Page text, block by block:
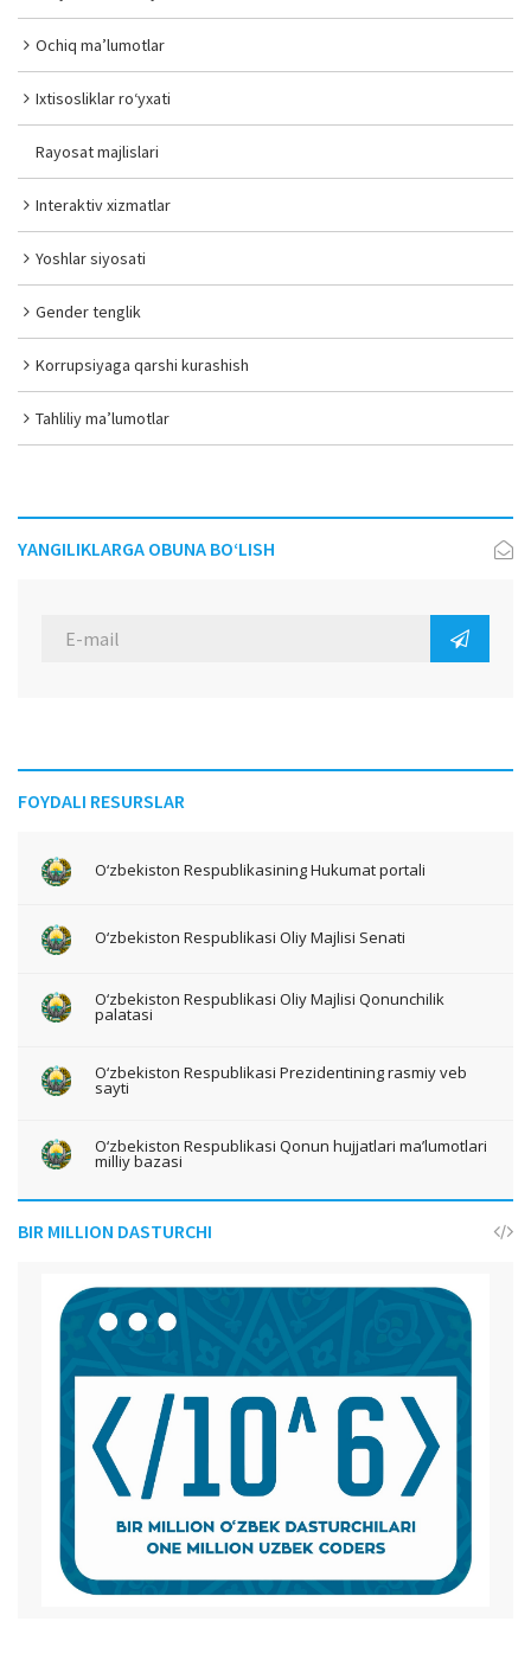
Ochiq ma’lumotlar
Ixtisosliklar ro‘yxati
Rayosat majlislari
Interaktiv xizmatlar
Yoshlar siyosati
Gender tenglik
Korrupsiyaga qarshi kurashish
Tahliliy ma’lumotlar
YANGILIKLARGA OBUNA BO‘LISH
FOYDALI RESURSLAR
O‘zbekiston Respublikasining Hukumat portali
O‘zbekiston Respublikasi Oliy Majlisi Senati
O‘zbekiston Respublikasi Oliy Majlisi Qonunchilik
palatasi
O‘zbekiston Respublikasi Prezidentining rasmiy veb
sayti
O‘zbekiston Respublikasi Qonun hujjatlari ma’lumotlari
milliy bazasi
BIR MILLION DASTURCHI